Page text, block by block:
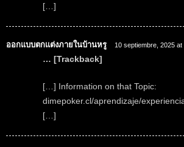
[…]
ออกแบบตกแต่งภายในบ้านหรู 10 septiembre, 2025 at
… [Trackback]
[…] Information on that Topic:
dimepoker.cl/aprendizaje/
[…]